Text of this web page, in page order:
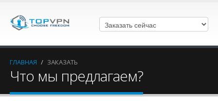
ГЛАВНАЯ / ЗАКАЗАТЬ
Что мы предлагаем?